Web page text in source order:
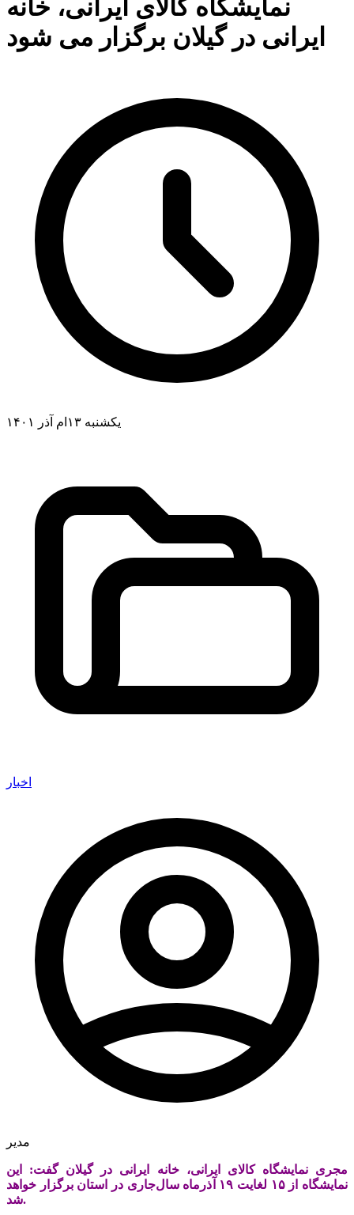
نمایشگاه کالای ایرانی، خانه
ایرانی در گیلان برگزار می شود
یکشنبه ۱۳ام آذر ۱۴۰۱
اخبار
مدیر
مجری نمایشگاه کالای ایرانی، خانه ایرانی در گیلان گفت: این
نمایشگاه از ۱۵ لغایت ۱۹ آذرماه سال‌جاری در استان برگزار خواهد
شد.